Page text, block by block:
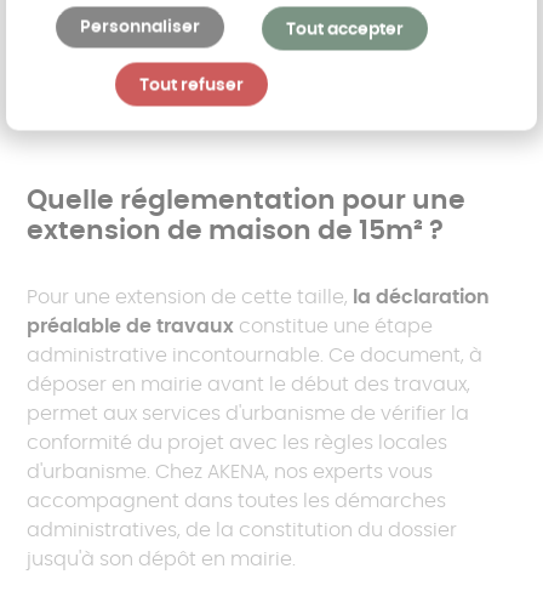
avec une table de billard, un baby-foot ou un
espace gaming, cette pièce devient un véritable
lieu de partage et de détente, à l’écart des pièces
de vie principales.
Quelle réglementation pour une
extension de maison de 15m² ?
Pour une extension de cette taille, la déclaration
préalable de travaux constitue une étape
administrative incontournable. Ce document, à
déposer en mairie avant le début des travaux,
permet aux services d'urbanisme de vérifier la
conformité du projet avec les règles locales
d'urbanisme. Chez AKENA, nos experts vous
accompagnent dans toutes les démarches
administratives, de la constitution du dossier
jusqu'à son dépôt en mairie.
Tout accepter
Tout refuser
Personnaliser